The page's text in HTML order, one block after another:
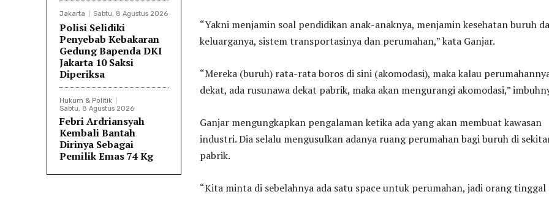
Jakarta Sabtu, 8 Agustus 2026
Polisi Selidiki
Penyebab Kebakaran
Gedung Bapenda DKI
Jakarta 10 Saksi
Diperiksa
Hukum & Politik
Sabtu, 8 Agustus 2026
Febri Ardriansyah
Kembali Bantah
Dirinya Sebagai
Pemilik Emas 74 Kg
“Yakni menjamin soal pendidikan anak-anaknya, menjamin kesehatan buruh
keluarganya, sistem transportasinya dan perumahan,” kata Ganjar.
“Mereka (buruh) rata-rata boros di sini (akomodasi), maka kalau
dekat, ada rusunawa dekat pabrik, maka akan mengurangi akomodasi,”
Ganjar mengungkapkan pengalaman ketika ada yang akan membuat kawasan
industri. Dia selalu mengusulkan adanya ruang perumahan bagi buruh di
pabrik.
“Kita minta di sebelahnya ada satu space untuk perumahan, jadi orang tinggal